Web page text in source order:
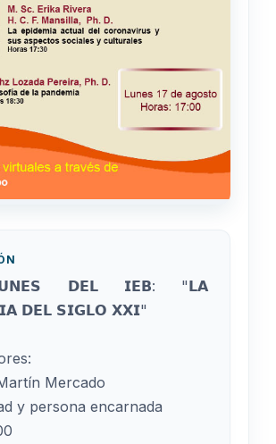
𝗗𝗘𝗟 𝗜𝗘𝗕: "𝗟𝗔
𝗗𝗘𝗟 𝗦𝗜𝗚𝗟𝗢 𝗫𝗫𝗜"
Mercado
y persona encarnada